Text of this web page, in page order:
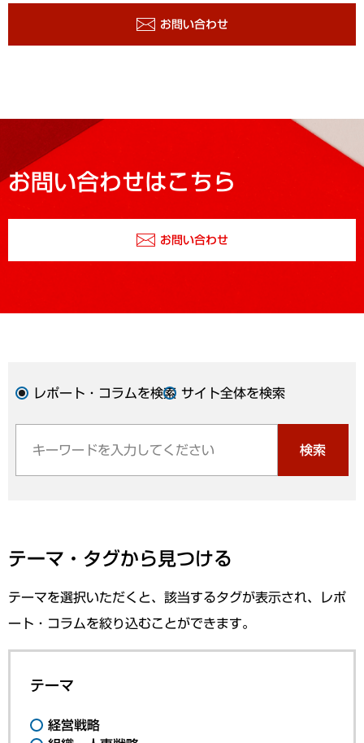
お問い合わせ
お問い合わせはこちら
お問い合わせ
レポート・コラムを検索 サイト全体を検索
検索
テーマ・タグから見つける
テーマを選択いただくと、該当するタグが表示され、レポ
ート・コラムを絞り込むことができます。
テーマ
経営戦略